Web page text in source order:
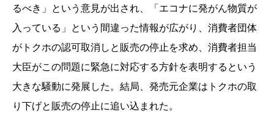
るべき」という意見が出され、「エコナに発がん物質が
入っている」という間違った情報が広がり、消費者団体
がトクホの認可取消しと販売の停止を求め、消費者担当
大臣がこの問題に緊急に対応する方針を表明するという
大きな騒動に発展した。結局、発売元企業はトクホの取
り下げと販売の停止に追い込まれた。